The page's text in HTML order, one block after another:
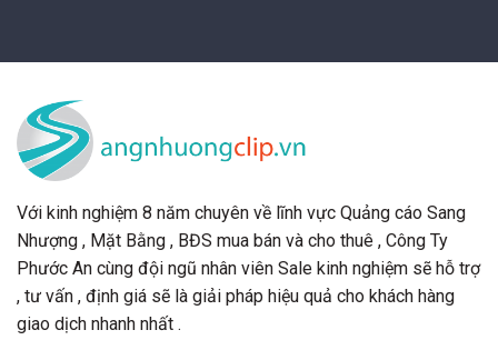
Với kinh nghiệm 8 năm chuyên về lĩnh vực Quảng cáo Sang
Nhượng , Mặt Bằng , BĐS mua bán và cho thuê , Công Ty
Phước An cùng đội ngũ nhân viên Sale kinh nghiệm sẽ hỗ trợ
, tư vấn , định giá sẽ là giải pháp hiệu quả cho khách hàng
giao dịch nhanh nhất .